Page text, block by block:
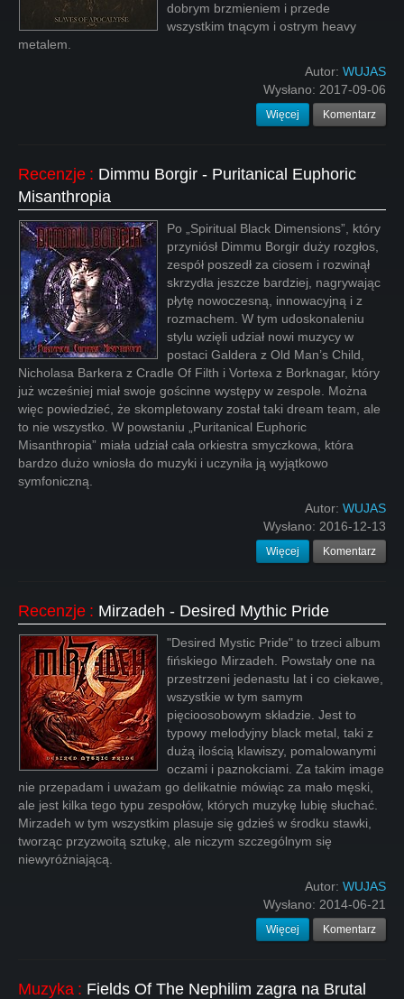
dobrym brzmieniem i przede
wszystkim tnącym i ostrym heavy
metalem.
Autor: WUJAS
Wysłano: 2017-09-06
Więcej Komentarz
Recenzje : Dimmu Borgir - Puritanical Euphoric
Misanthropia
Po „Spiritual Black Dimensions”, który
przyniósł Dimmu Borgir duży rozgłos,
zespół poszedł za ciosem i rozwinął
skrzydła jeszcze bardziej, nagrywając
płytę nowoczesną, innowacyjną i z
rozmachem. W tym udoskonaleniu
stylu wzięli udział nowi muzycy w
postaci Galdera z Old Man’s Child,
Nicholasa Barkera z Cradle Of Filth i Vortexa z Borknagar, który
już wcześniej miał swoje gościnne występy w zespole. Można
więc powiedzieć, że skompletowany został taki dream team, ale
to nie wszystko. W powstaniu „Puritanical Euphoric
Misanthropia” miała udział cała orkiestra smyczkowa, która
bardzo dużo wniosła do muzyki i uczyniła ją wyjątkowo
symfoniczną.
Autor: WUJAS
Wysłano: 2016-12-13
Więcej Komentarz
Recenzje : Mirzadeh - Desired Mythic Pride
"Desired Mystic Pride" to trzeci album
fińskiego Mirzadeh. Powstały one na
przestrzeni jedenastu lat i co ciekawe,
wszystkie w tym samym
pięcioosobowym składzie. Jest to
typowy melodyjny black metal, taki z
dużą ilością klawiszy, pomalowanymi
oczami i paznokciami. Za takim image
nie przepadam i uważam go delikatnie mówiąc za mało męski,
ale jest kilka tego typu zespołów, których muzykę lubię słuchać.
Mirzadeh w tym wszystkim plasuje się gdzieś w środku stawki,
tworząc przyzwoitą sztukę, ale niczym szczególnym się
niewyróżniającą.
Autor: WUJAS
Wysłano: 2014-06-21
Więcej Komentarz
Muzyka : Fields Of The Nephilim zagra na Brutal